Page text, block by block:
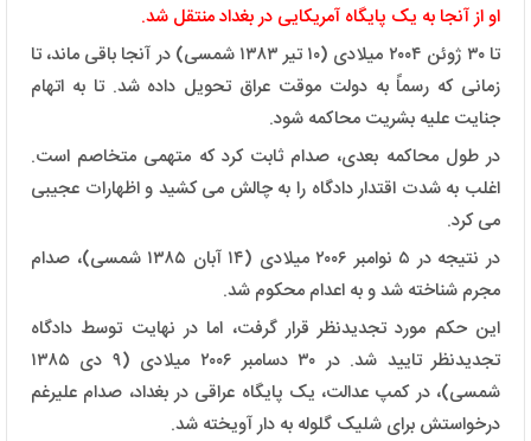
او از آنجا به یک پایگاه آمریکایی در بغداد منتقل شد.
تا ۳۰ ژوئن ۲۰۰۴ میلادی (۱۰ تیر ۱۳۸۳ شمسی) در آنجا باقی ماند، تا
زمانی که رسماً به دولت موقت عراق تحویل داده شد. تا به اتهام
جنایت علیه بشریت محاکمه شود.
در طول محاکمه بعدی، صدام ثابت کرد که متهمی متخاصم است.
اغلب به شدت اقتدار دادگاه را به چالش می کشید و اظهارات عجیبی
می کرد.
در نتیجه در ۵ نوامبر ۲۰۰۶ میلادی (۱۴ آبان ۱۳۸۵ شمسی)، صدام
مجرم شناخته شد و به اعدام محکوم شد.
این حکم مورد تجدیدنظر قرار گرفت، اما در نهایت توسط دادگاه
تجدیدنظر تایید شد. در ۳۰ دسامبر ۲۰۰۶ میلادی (۹ دی ۱۳۸۵
شمسی)، در کمپ عدالت، یک پایگاه عراقی در بغداد، صدام علیرغم
درخواستش برای شلیک گلوله به دار آویخته شد.